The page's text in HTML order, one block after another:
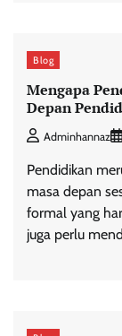
Blog
Mengapa
Depan
Adminhannaz
Pendidikan
masa depan
formal yang
juga perlu